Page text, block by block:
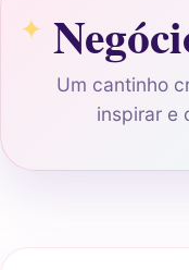
Um cantinho
inspirar e